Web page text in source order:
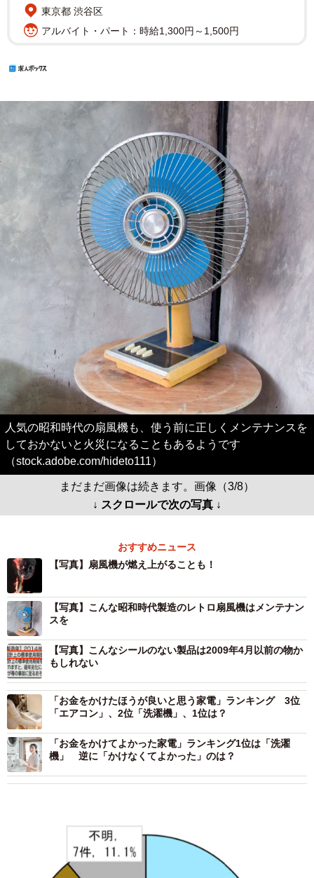
東京都 渋谷区
アルバイト・パート：時給1,300円～1,500円
人気の昭和時代の扇風機も、使う前に正しくメンテナンスを
しておかないと火災になることもあるようです
（stock.adobe.com/hideto111）
まだまだ画像は続きます。画像（3/8）
↓ スクロールで次の写真 ↓
おすすめニュース
【写真】扇風機が燃え上がることも！
【写真】こんな昭和時代製造のレトロ扇風機はメンテナン
スを
【写真】こんなシールのない製品は2009年4月以前の物か
もしれない
「お金をかけたほうが良いと思う家電」ランキング 3位
「エアコン」、2位「洗濯機」、1位は？
「お金をかけてよかった家電」ランキング1位は「洗濯
機」 逆に「かけなくてよかった」のは？